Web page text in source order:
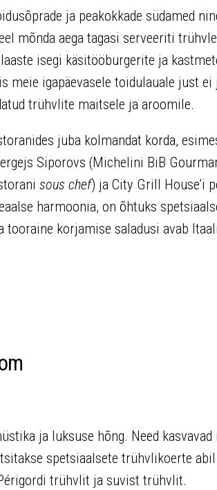
ja peakokkade südamed
mõnda aega tagasi serveeriti
isegi käsitööburgerite ja
igapäevasele toidulauale just ei
trühvlite maitsele ja aroomile.
juba kolmandat korda,
Siporovs (Michelini BiB
sous chef) ja City Grill House’i
harmoonia, on õhtuks
korjamise saladusi avab
ja luksuse hõng. Need
spetsiaalsete trühvlikoerte
trühvlit ja suvist trühvlit.